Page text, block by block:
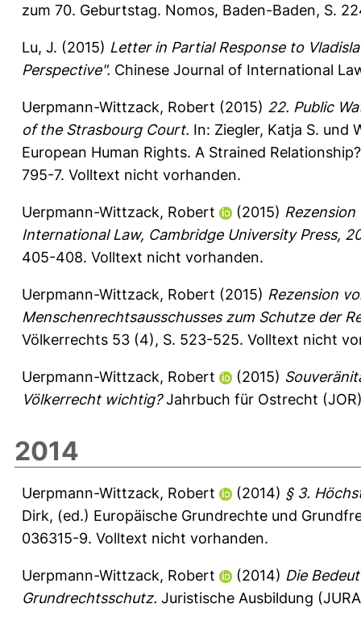
zum 70. Geburtstag. Nomos, Baden-Baden, S.
Lu, J. (2015) Letter in Partial Response to
Perspective". Chinese Journal of International
Uerpmann-Wittzack, Robert (2015) 22. Public
of the Strasbourg Court. In: Ziegler, Katja S. und
European Human Rights. A Strained
795-7. Volltext nicht vorhanden.
Uerpmann-Wittzack, Robert (2015)
International Law, Cambridge University Press,
405-408. Volltext nicht vorhanden.
Uerpmann-Wittzack, Robert (2015) Rezension
Menschenrechtsausschusses zum Schutze der
Völkerrechts 53 (4), S. 523-525. Volltext nicht
Uerpmann-Wittzack, Robert (2015)
Völkerrecht wichtig?Jahrbuch für Ostrecht
2014
Uerpmann-Wittzack, Robert (2014) § 3.
Dirk, (ed.) Europäische Grundrechte und
036315-9. Volltext nicht vorhanden.
Uerpmann-Wittzack, Robert (2014) Die
Grundrechtsschutz. Juristische Ausbildung